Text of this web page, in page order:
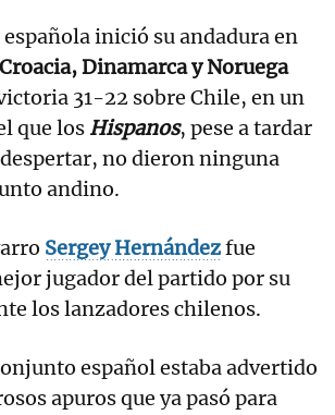
española inició su andadura en
Dinamarca y Noruega
31-22 sobre Chile, en un
que los Hispanos, pese a tardar
no dieron ninguna
andino.
Sergey Hernándezfue
jugador del partido por su
los lanzadores chilenos.
español estaba advertido
apuros que ya pasó para